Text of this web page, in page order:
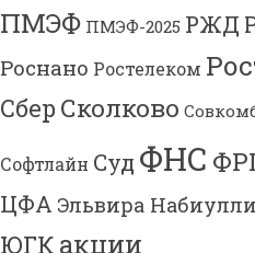
ПМЭФ ПМЭФ-2025 РЖД
Роснано Ростелеком
Сбер Сколково
Софтлайн Суд ФНС
ЦФА Эльвира
ЮГК акции